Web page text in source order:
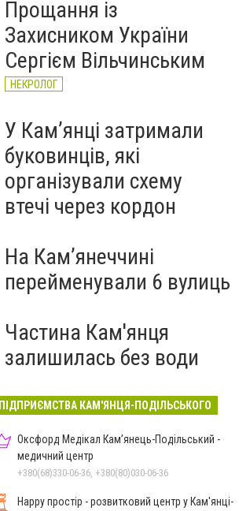
Прощання із
Захисником України
Сергієм Вільчинським
НЕКРОЛОГ
У Кам’янці затримали
буковинців, які
організували схему
втечі через кордон
На Камʼянеччині
перейменували 6 вулиць
Частина Кам'янця
залишилась без води
ПІДПРИЄМСТВА КАМ'ЯНЦЯ-ПОДІЛЬСЬКОГО
Оксфорд Медікал Кам’янець-Подільський -
медичний центр
+380(68)330-06-36, +380(80)030-06-36
Happy простір - розвитковий центр у Кам'янці-